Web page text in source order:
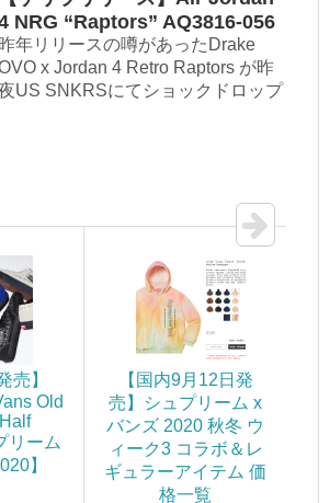
NRG “Raptors” AQ3816-056
昨年リリースの噂があったDrake
x Jordan 4 Retro Raptors が昨
US SNKRSにてショックドロップ
売】
Old
リーム
】
【国内9月12日発
売】シュプリーム x
バンズ 2020 秋冬 ウ
ィーク3 コラボ＆レ
ギュラーアイテム 価
格一覧